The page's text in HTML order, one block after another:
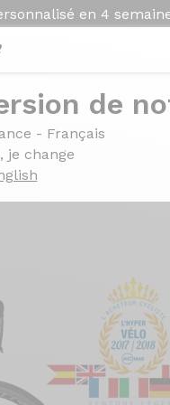
en 4
de
- Français
je change
2018